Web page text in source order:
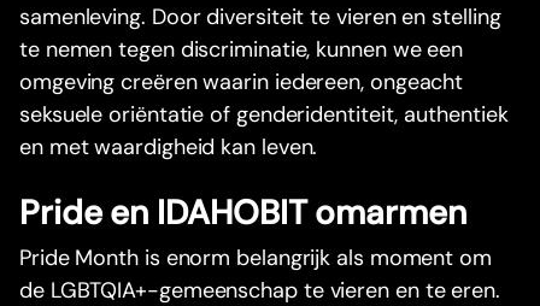
samenleving. Door diversiteit te vieren en stelling
te nemen tegen discriminatie, kunnen we een
omgeving creëren waarin iedereen, ongeacht
seksuele oriëntatie of genderidentiteit, authentiek
en met waardigheid kan leven.
Pride en IDAHOBIT omarmen
Pride Month is enorm belangrijk als moment om
de LGBTQIA+-gemeenschap te vieren en te eren.